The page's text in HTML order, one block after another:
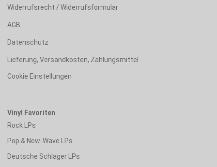
Widerrufsrecht / Widerrufsformular
AGB
Datenschutz
Lieferung, Versandkosten, Zahlungsmittel
Cookie Einstellungen
Vinyl Favoriten
Rock LPs
Pop & New-Wave LPs
Deutsche Schlager LPs